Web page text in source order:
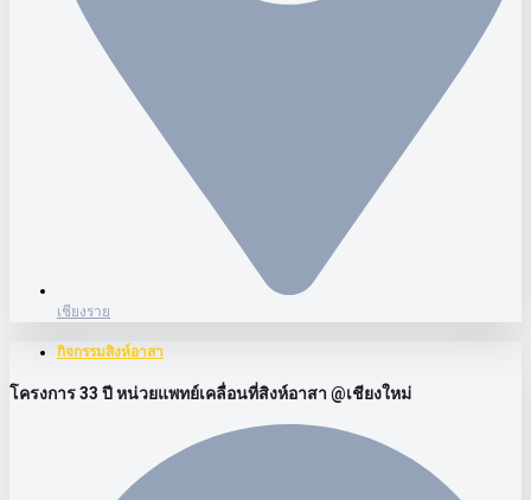
เชียงราย
กิจกรรมสิงห์อาสา
โครงการ 33 ปี หน่วยแพทย์เคลื่อนที่สิงห์อาสา @เชียงใหม่